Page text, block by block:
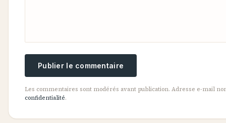
Publier le commentaire
Les commentaires sont modérés avant publication. Adresse e-mail
confidentialité.